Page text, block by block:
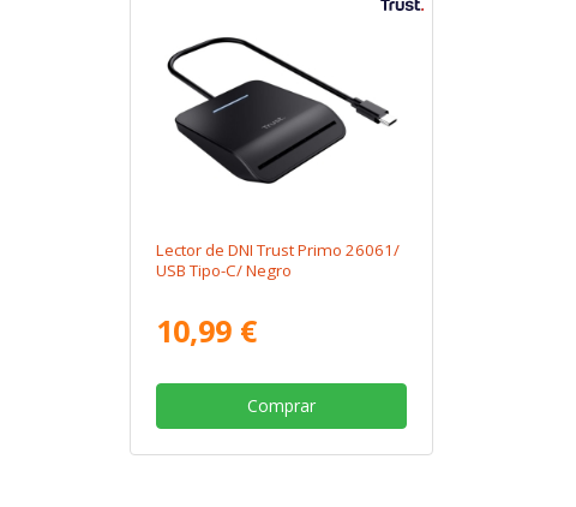
Lector de DNI Trust Primo 26061/
USB Tipo-C/ Negro
10,99 €
Comprar